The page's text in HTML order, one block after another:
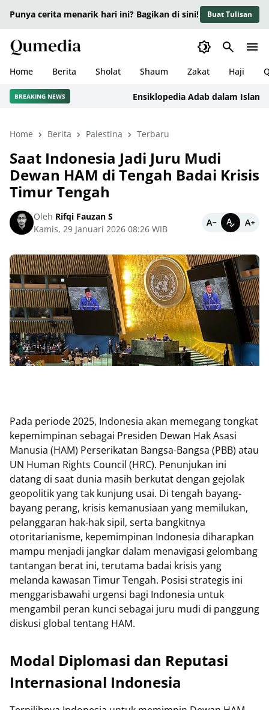
Punya cerita menarik hari ini? Bagikan di sini! Buat Tulisan
Home Berita Sholat Shaum Zakat Haji
BREAKING NEWS Ensiklopedia Adab dalam Islam:
Home Berita Palestina Terbaru
Saat Indonesia Jadi Juru Mudi
Dewan HAM di Tengah Badai Krisis
Timur Tengah
Oleh Rifqi Fauzan S
Kamis, 29 Januari 2026 08:26 WIB
Pada periode 2025, Indonesia akan memegang tongkat
kepemimpinan sebagai Presiden Dewan Hak Asasi
Manusia (HAM) Perserikatan Bangsa-Bangsa (PBB) atau
UN Human Rights Council (HRC). Penunjukan ini
datang di saat dunia masih berkutat dengan gejolak
geopolitik yang tak kunjung usai. Di tengah bayang-
bayang perang, krisis kemanusiaan yang memilukan,
pelanggaran hak-hak sipil, serta bangkitnya
otoritarianisme, kepemimpinan Indonesia diharapkan
mampu menjadi jangkar dalam menavigasi gelombang
tantangan berat ini, terutama badai krisis yang
melanda kawasan Timur Tengah. Posisi strategis ini
menggarisbawahi urgensi bagi Indonesia untuk
mengambil peran kunci sebagai juru mudi di panggung
diskusi global tentang HAM.
Modal Diplomasi dan Reputasi
Internasional Indonesia